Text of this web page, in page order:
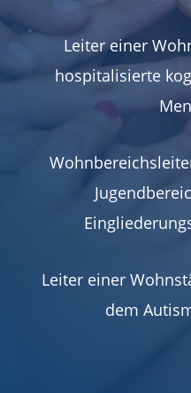
Leiter einer
hospitalisierte
Leiter einer
dem